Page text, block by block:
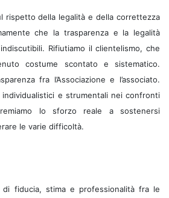
rispetto della legalità e della correttezza
che la trasparenza e la legalità
Rifiutiamo il clientelismo, che
costume scontato e sistematico.
fra l’Associazione e l’associato.
individualistici e strumentali nei confronti
lo sforzo reale a sostenersi
le varie difficoltà.
fiducia, stima e professionalità fra le